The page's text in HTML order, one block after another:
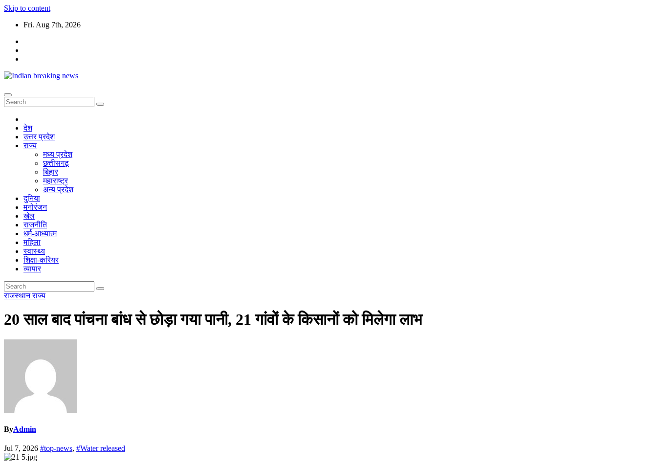
Skip to content
Fri. Aug 7th, 2026
देश
उत्तर प्रदेश
राज्य
मध्य प्रदेश
छत्तीसगढ़
बिहार
महाराष्ट्र
अन्य प्रदेश
दुनिया
मनोरंजन
खेल
राजनीति
धर्म-आध्यात्म
महिला
स्वास्थ्य
शिक्षा-करियर
व्यापार
राजस्थानराज्य
20 साल बाद पांचना बांध से छोड़ा गया पानी, 21 गांवों के किसानों को मिलेगा लाभ
ByAdmin
Jul 7, 2026 #top-news, #Water released